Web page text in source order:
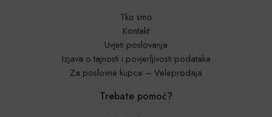
Tko smo
Kontakt
Uvjeti poslovanja
Izjava o tajnosti i povjerljivosti podataka
Za poslovne kupce – Veleprodaja
Trebate pomoć?